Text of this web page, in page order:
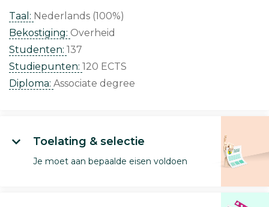
Taal: Nederlands (100%)
Bekostiging: Overheid
Studenten: 137
Studiepunten: 120 ECTS
Diploma: Associate degree
Toelating & selectie
Je moet aan bepaalde eisen voldoen